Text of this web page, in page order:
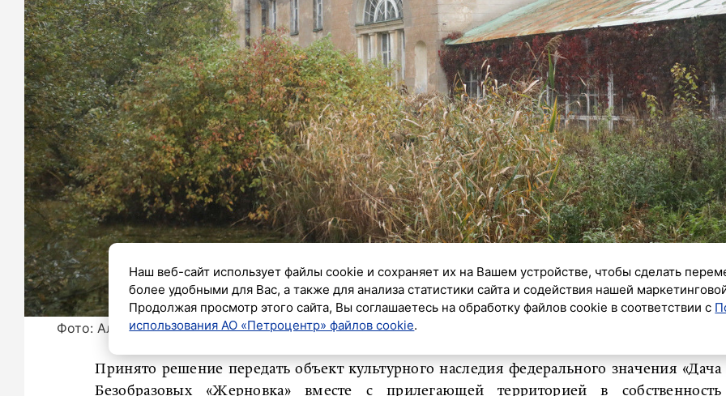
Фото: Александр Глуз/«Петербургский дневник»
Принято решение передать объект культурного наследия федерального значения «Дача
Безобразовых «Жерновка» вместе с прилегающей территорией в собственность
Наш веб-сайт использует файлы cookie и сохраняет их на Вашем устройстве, чтобы сделать
более удобными для Вас, а также для анализа статистики сайта и содействия нашей
Продолжая просмотр этого сайта, Вы соглашаетесь на обработку файлов cookie в соответствии с
использования АО «Петроцентр» файлов cookie.